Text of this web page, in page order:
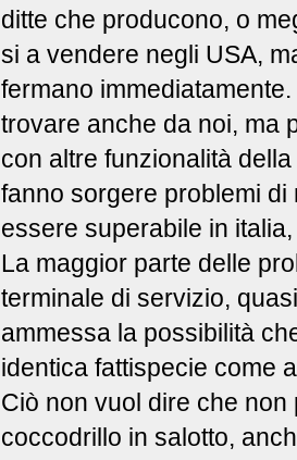
ditte che producono, o
si a vendere negli USA,
fermano
trovare anche da noi, ma
con altre funzionalità
fanno sorgere problemi
essere superabile in
La maggior parte delle
terminale di servizio,
ammessa la possibilità
identica fattispecie come
Ciò non vuol dire che
coccodrillo in salotto,